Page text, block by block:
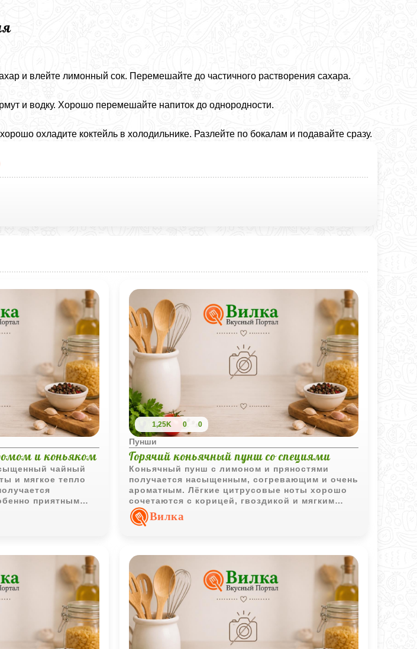
и влейте лимонный сок. Перемешайте до частичного растворения сахара.
и водку. Хорошо перемешайте напиток до однородности.
охладите коктейль в холодильнике. Разлейте по бокалам и подавайте сразу.
и коньяком
чайный
и мягкое тепло
приятным
время года.
1,25K 0 0
Пунши
Горячий коньячный пунш со специями
Коньячный пунш с лимоном и пряностями
получается насыщенным, согревающим и очень
ароматным. Лёгкие цитрусовые ноты хорошо
сочетаются с корицей, гвоздикой и мягким
коньячным вкусом.
Вилка